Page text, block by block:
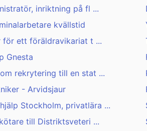
inriktning på fl ...
kvällstid
för ett föräldravikariat t ...
Gnesta
rekrytering till en stat ...
- Arvidsjaur
Stockholm, privatlära ...
till Distriktsveteri ...